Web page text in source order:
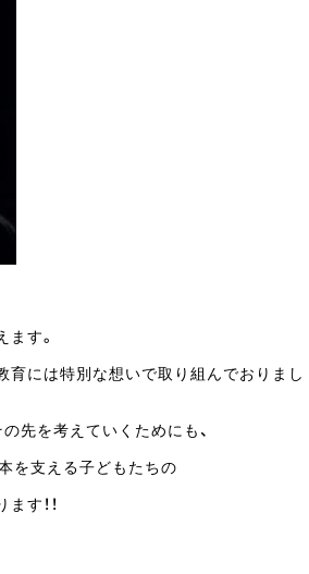
す。
には特別な想いで取り組んでおりまし
先を考えていくためにも、
を支える子どもたちの
す！！